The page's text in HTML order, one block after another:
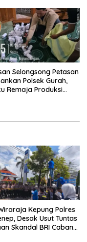
Selongsong Petasan
Polsek Gurah,
Remaja Produksi
Kepung Polres
Desak Usut Tuntas
Skandal BRI Cabang